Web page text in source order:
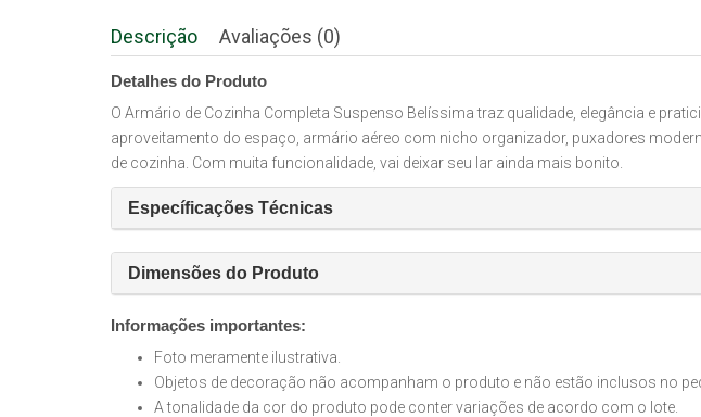
Descrição Avaliações (0)
Detalhes do Produto
O Armário de Cozinha Completa Suspenso Belíssima traz qualidade, elegância e
aproveitamento do espaço, armário aéreo com nicho organizador, puxadores
de cozinha. Com muita funcionalidade, vai deixar seu lar ainda mais bonito.
Específicações Técnicas
Dimensões do Produto
Informações importantes:
Foto meramente ilustrativa.
Objetos de decoração não acompanham o produto e não estão inclusos no
A tonalidade da cor do produto pode conter variações de acordo com o lote.